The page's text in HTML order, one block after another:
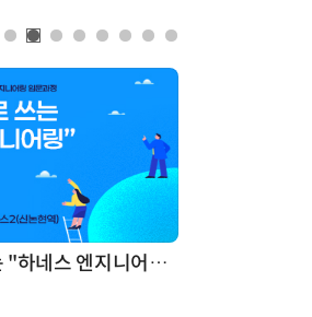
현업에서 바로 쓰는 "하네스 엔지니어링" 실습 교육